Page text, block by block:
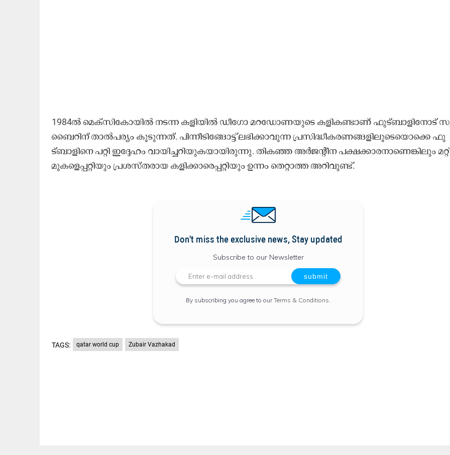
1984ൽ ​മെ​ക്സി​കോ​യി​ൽ ന​ട​ന്ന ക​ളി​യി​ൽ ഡീ​ഗോ മ​റ​ഡോ​ണ​യു​ടെ ക​ളി​ക​ണ്ടാ​ണ് ഫു​ട്ബാ​ളി​നോ​ട്
ബൈ​റി​ന് താ​ൽ​പ​ര്യം കൂ​ടു​ന്ന​ത്. പി​ന്നീ​ടി​ങ്ങോ​ട്ട് ല​ഭി​ക്കാ​വു​ന്ന പ്ര​സി​ദ്ധീ​ക​ര​ണ​ങ്ങ​ളി​ലൂ​ടെ​യൊ​ക്കെ ഫു​
ട്ബാ​ളി​നെ പ​റ്റി ഇ​ദ്ദേ​ഹം വാ​യി​ച്ച​റി​യു​ക​യാ​യി​രു​ന്നു. തി​ക​ഞ്ഞ അ​ർ​ജ​ന്റീ​ന പ​ക്ഷ​ക്കാ​ര​നാ​ണെ​ങ്കി​ലും മ​റ്റ്
മു​ക​ളെ​പ്പ​റ്റി​യും പ്ര​ശ​സ്ത​രാ​യ ക​ളി​ക്കാ​രെ​പ്പ​റ്റി​യും ഉ​ന്നം തെ​റ്റാ​ത്ത അ​റി​വു​ണ്ട്.
Don't miss the exclusive news, Stay updated
Subscribe to our Newsletter
By subscribing you agree to ourTerms & Conditions.
TAGS: qatar world cup Zubair Vazhakad